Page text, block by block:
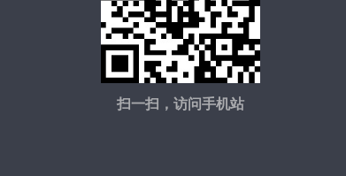
扫一扫，访问手机站